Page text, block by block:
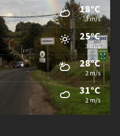
18°C
3 m/s
25°C
3 m/s
28°C
2 m/s
31°C
2 m/s